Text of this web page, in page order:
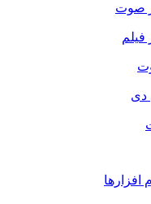
صوت
فیلم
دی
افزارها